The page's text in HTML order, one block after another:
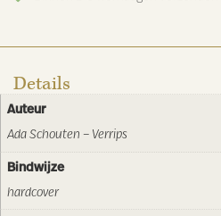
Details
Auteur
Ada Schouten – Verrips
Bindwijze
hardcover